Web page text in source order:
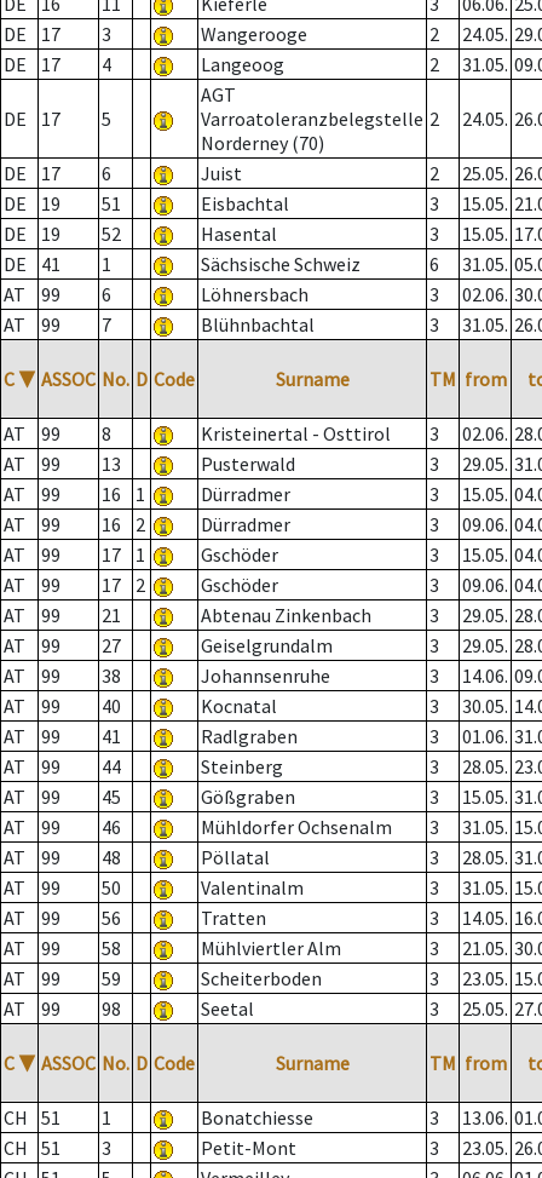
DE
17 3 Wangerooge 2 24.05.
DE
17 4 Langeoog 2 31.05.
DE 17 5
AGT
Varroatoleranzbelegstelle
Norderney (70)
2 24.05.
DE 17 6 Juist 2 25.05.
DE
19 51 Eisbachtal 3 15.05.
DE
19 52 Hasental 3 15.05.
DE
41 1 Sächsische Schweiz 6 31.05.
AT
99 6 Löhnersbach 3 02.06.
AT
99 7 Blühnbachtal 3 31.05.
C ▼ ASSOC No. D Code Surname TM from
AT 99 8 Kristeinertal - Osttirol 3 02.06.
AT
99 13 Pusterwald 3 29.05.
AT
99 16 1 Dürradmer 3 15.05.
AT
99 16 2 Dürradmer 3 09.06.
AT
99 17 1 Gschöder 3 15.05.
AT
99 17 2 Gschöder 3 09.06.
AT
99 21 Abtenau Zinkenbach 3 29.05.
AT
99 27 Geiselgrundalm 3 29.05.
AT
99 38 Johannsenruhe 3 14.06.
AT
99 40 Kocnatal 3 30.05.
AT
99 41 Radlgraben 3 01.06.
AT
99 44 Steinberg 3 28.05.
AT
99 45 Gößgraben 3 15.05.
AT
99 46 Mühldorfer Ochsenalm 3 31.05.
AT
99 48 Pöllatal 3 28.05.
AT
99 50 Valentinalm 3 31.05.
AT
99 56 Tratten 3 14.05.
AT
99 58 Mühlviertler Alm 3 21.05.
AT
99 59 Scheiterboden 3 23.05.
AT
99 98 Seetal 3 25.05.
C ▼ ASSOC No. D Code Surname TM from
CH 51 1 Bonatchiesse 3 13.06.
CH
51 3 Petit-Mont 3 23.05.